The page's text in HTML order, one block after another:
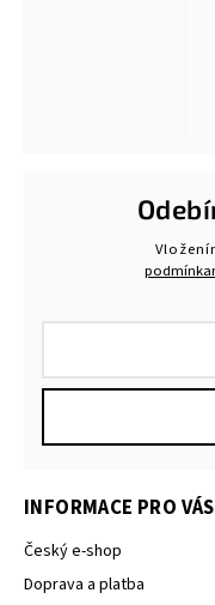
INFORMACE PRO VÁS
Český e-shop
Doprava a platba